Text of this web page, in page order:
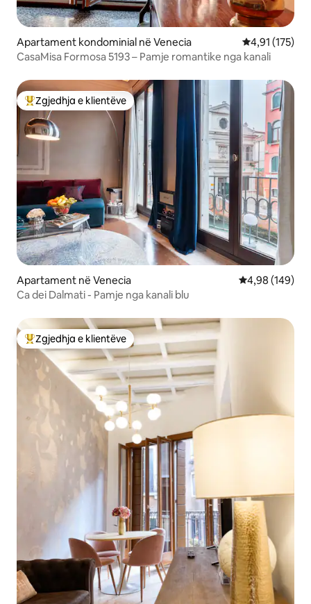
Apartament kondominial në Venecia Vlerësimi
4,91 (175)
CasaMisa Formosa 5193 – Pamje romantike nga kanali
Më të mirat e zgjedhjeve të klientëve
Zgjedhja e klientëve
Apartament në Venecia Vlerësimi
4,98 (149)
Ca dei Dalmati - Pamje nga kanali blu
Më të mirat e zgjedhjeve të klientëve
Zgjedhja e klientëve